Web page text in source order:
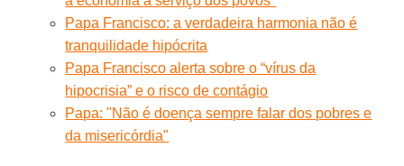
Papa Francisco: a verdadeira harmonia não é
tranquilidade hipócrita
Papa Francisco alerta sobre o “vírus da
hipocrisia” e o risco de contágio
Papa: "Não é doença sempre falar dos pobres e
da misericórdia"